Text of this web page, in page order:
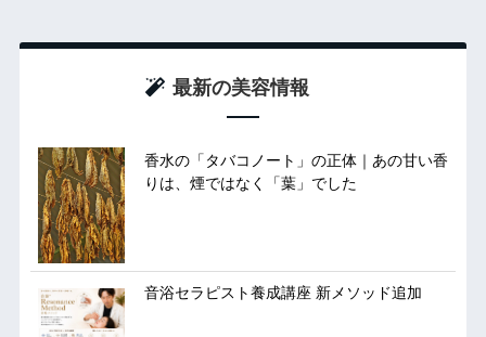
最新の美容情報
香水の「タバコノート」の正体｜あの甘い香
りは、煙ではなく「葉」でした
音浴セラピスト養成講座 新メソッド追加